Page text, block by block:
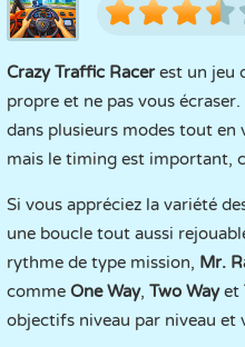
Crazy Traffic Racerest un jeu
propre et ne pas vous
dans plusieurs modes tout
mais le timing est important,
Si vous appréciez la variété
une boucle tout aussi
rythme de type mission, Mr.
comme One Way, Two Wayet
objectifs niveau par niveau et